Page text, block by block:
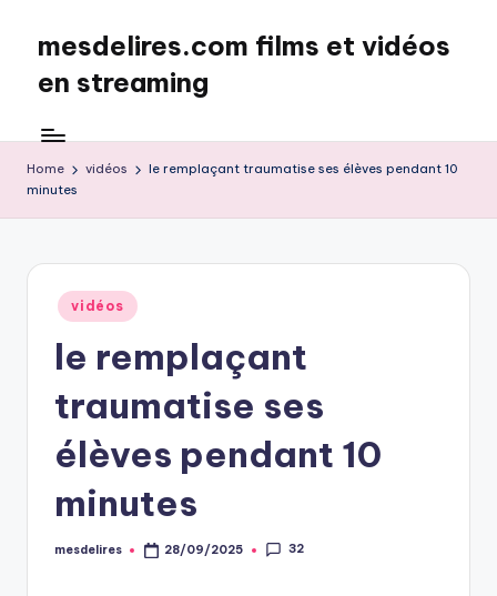
content
mesdelires.com films et vidéos
en streaming
:
film
et
video
en
français
Home vidéos
le remplaçant traumatise ses élèves pendant 10
minutes
Posted
in
vidéos
le remplaçant
traumatise ses
élèves pendant 10
minutes
Posted
mesdelires 28/09/2025 32